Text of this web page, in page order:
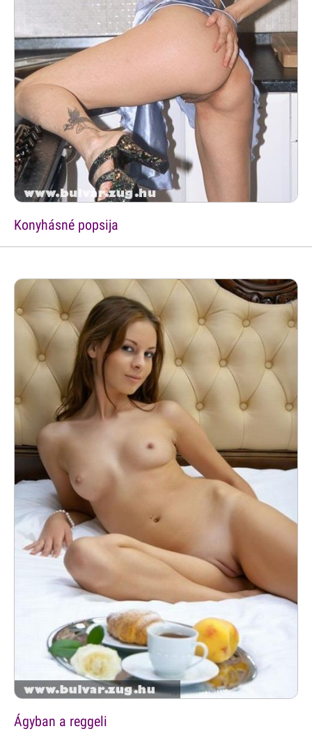
Konyhásné popsija
Ágyban a reggeli